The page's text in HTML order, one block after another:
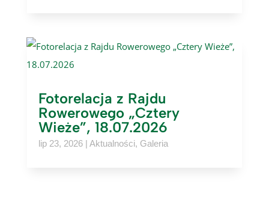
Fotorelacja z Rajdu
Rowerowego „Cztery
Wieże”, 18.07.2026
lip 23, 2026| Aktualności, Galeria